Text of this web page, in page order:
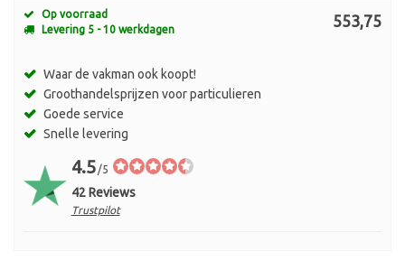
Op voorraad
Levering 5 - 10 werkdagen
553,75
Waar de vakman ook koopt!
Groothandelsprijzen voor particulieren
Goede service
Snelle levering
4.5/5
42 Reviews
Trustpilot